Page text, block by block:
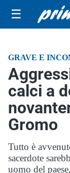
☰
GRAVE E
calci a
Gromo
Tutto è
sacerdote
uomo del